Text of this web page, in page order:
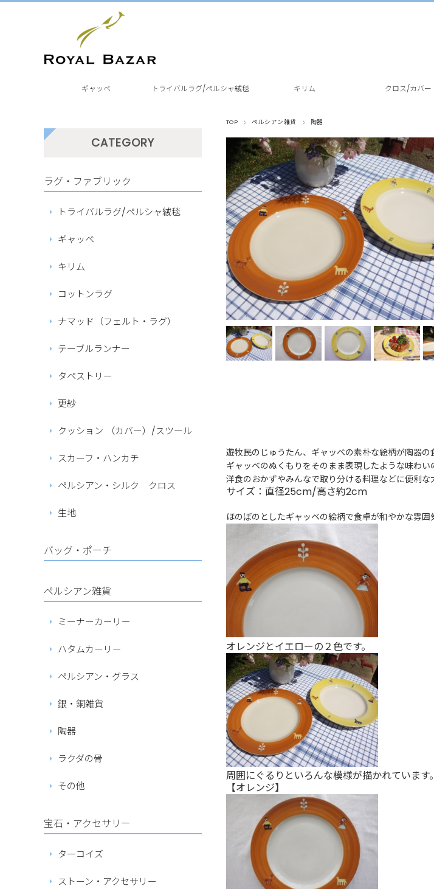
ギャッベ トライバルラグ/ペルシャ絨毯 キリム クロス/カバー
TOP ペルシアン雑貨 陶器
遊牧民のじゅうたん、ギャッベの素朴な絵柄が陶器の
ギャッベのぬくもりをそのまま表現したような味わい
洋食のおかずやみんなで取り分ける料理などに便利な
サイズ：直径25cm/高さ約2cm
ほのぼのとしたギャッベの絵柄で食卓が和やかな雰囲
オレンジとイエローの２色です。
周囲にぐるりといろんな模様が描かれています。
【オレンジ】
CATEGORY
ラグ・ファブリック
トライバルラグ/ペルシャ絨毯
ギャッベ
キリム
コットンラグ
ナマッド（フェルト・ラグ）
テーブルランナー
タペストリー
更紗
クッション （カバー）/スツール
スカーフ・ハンカチ
ペルシアン・シルク クロス
生地
バッグ・ポーチ
ペルシアン雑貨
ミーナーカーリー
ハタムカーリー
ペルシアン・グラス
銀・銅雑貨
陶器
ラクダの骨
その他
宝石・アクセサリー
ターコイズ
ストーン・アクセサリー